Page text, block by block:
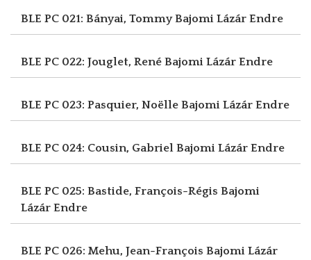
BLE PC 021: Bányai, TommyBajomi Lázár Endre
BLE PC 022: Jouglet, René Bajomi Lázár Endre
BLE PC 023: Pasquier, Noëlle Bajomi Lázár Endre
BLE PC 024: Cousin, Gabriel Bajomi Lázár Endre
BLE PC 025: Bastide, François-Régis Bajomi
Lázár Endre
BLE PC 026: Mehu, Jean-François Bajomi Lázár